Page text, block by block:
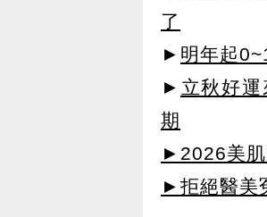
了
► 明年起
► 立秋好
期
►2026美肌
►拒絕醫美